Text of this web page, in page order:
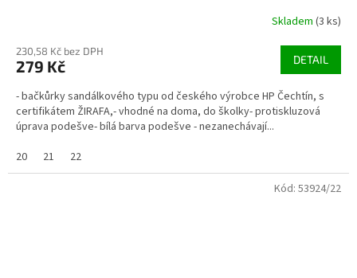
Skladem (3 ks)
230,58 Kč bez DPH
279 Kč DETAIL
- bačkůrky sandálkového typu od českého výrobce HP Čechtín, s
certifikátem ŽIRAFA,- vhodné na doma, do školky- protiskluzová
úprava podešve- bílá barva podešve - nezanechávají...
20
21 22
Kód: 53924/22